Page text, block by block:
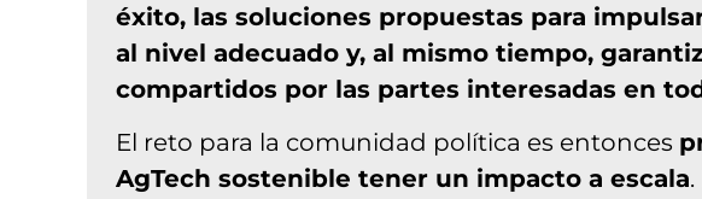
éxito, las soluciones propuestas para
al nivel adecuado y, al mismo tiempo,
compartidos por las partes interesadas en
El reto para la comunidad política es entonces
AgTech sostenible tener un impacto a escala